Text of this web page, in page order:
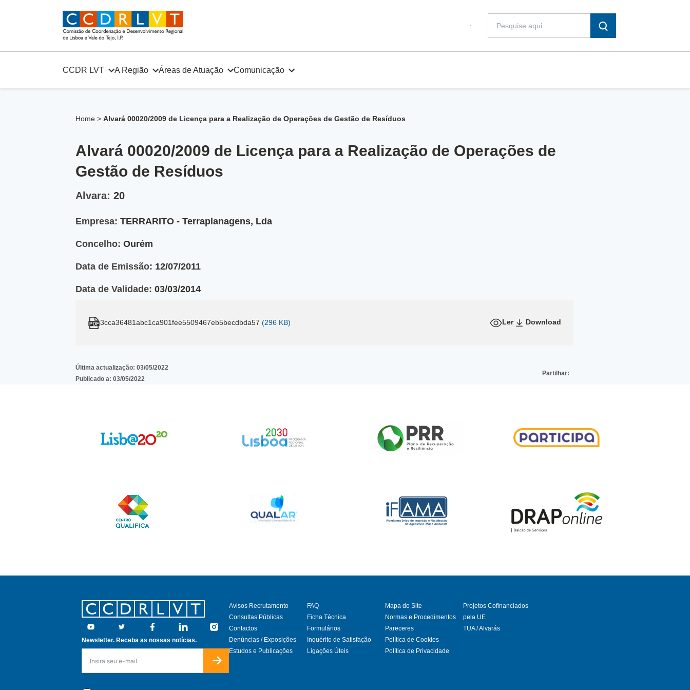
CCDR LVT A Região Áreas de Atuação Comunicação
Home > Alvará 00020/2009 de Licença para a Realização de Operações de Gestão de Resíduos
Alvará 00020/2009 de Licença para a Realização de Operações de
Gestão de Resíduos
Alvara: 20
Empresa: TERRARITO - Terraplanagens, Lda
Concelho: Ourém
Data de Emissão: 12/07/2011
Data de Validade: 03/03/2014
3cca36481abc1ca901fee5509467eb5becdbda57 (296 KB) Ler Download
Última actualização: 03/05/2022
Publicado a: 03/05/2022
Partilhar:
Footer
Youtube Twitter Facebook Linkedin
Instagram
Newsletter. Receba as nossas notícias.
Avisos Recrutamento
Consultas Públicas
Contactos
Denúncias / Exposições
Estudos e Publicações
FAQ
Ficha Técnica
Formulários
Inquérito de Satisfação
Ligações Úteis
Mapa do Site
Normas e Procedimentos
Pareceres
Política de Cookies
Política de Privacidade
Projetos Cofinanciados
pela UE
TUA / Alvarás